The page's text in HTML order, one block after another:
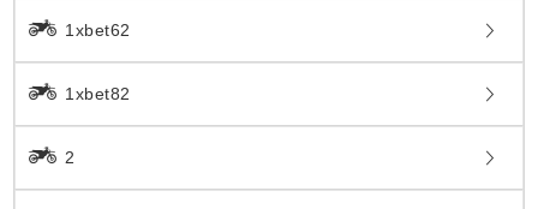
1xbet62
1xbet82
2